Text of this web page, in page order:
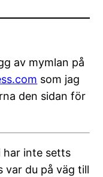
av mymlan på
som jag
den sidan för
har inte setts
var du på väg till